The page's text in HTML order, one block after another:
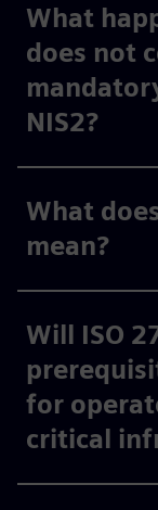
What
does not
NIS2?
What
mean?
Will ISO
for
critical